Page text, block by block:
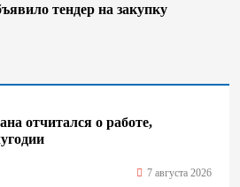
тендер на закупку
отчитался о работе,
7 августа 2026